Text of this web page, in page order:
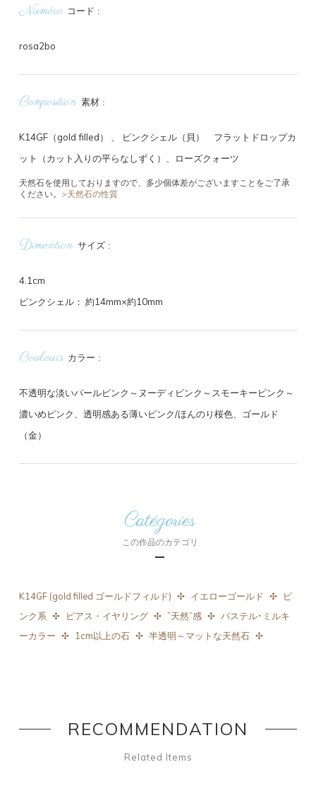
Numéro コード
rosa2bo
Composition 素材
K14GF（gold filled） 、
ピンクシェル（貝） フラットドロップカ
ット（カット入りの平らなしずく）、ローズクォーツ
天然石を使用しておりますので、多少個体差がございますことをご了承
ください。 >天然石の性質
Dimention サイズ
4.1cm
ピンクシェル： 約14mm×約10mm
Couleurs カラー
不透明な淡いパールピンク～ヌーディピンク～スモーキーピンク～
濃いめピンク、透明感ある薄いピンク/ほんのり桜色、ゴールド
（金）
Catégories
この作品のカテゴリ
K14GF (gold filled ゴールドフィルド) イエローゴールド
ピ
ンク系
ピアス・イヤリング ”天然”感
パステル･ミルキ
ーカラー
1cm以上の石 半透明～マットな天然石
RECOMMENDATION
Related Items